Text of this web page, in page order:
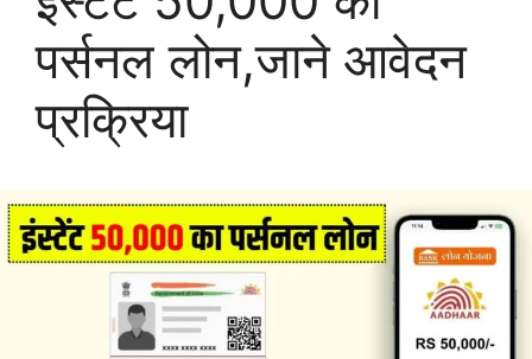
पर्सनल लोन,जाने आवेदन
प्रक्रिया